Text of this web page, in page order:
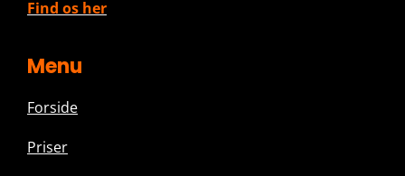
Find os her
Menu
Forside
Priser